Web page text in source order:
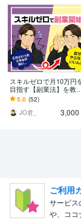
スキルゼロで月10万円
目指す【副業法】を教え
ます 【自分でやる】
➡︎【プロに任せる】とい
新発想
5.0 (52)
JO君_
3,000
ご利用
サービス
や、ココ